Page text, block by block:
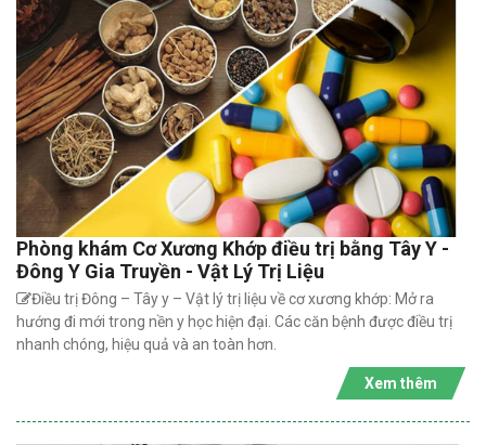
Phòng khám Cơ Xương Khớp điều trị bằng Tây Y -
Đông Y Gia Truyền - Vật Lý Trị Liệu
Điều trị Đông – Tây y – Vật lý trị liệu về cơ xương khớp: Mở ra
hướng đi mới trong nền y học hiện đại. Các căn bệnh được điều trị
nhanh chóng, hiệu quả và an toàn hơn.
Xem thêm